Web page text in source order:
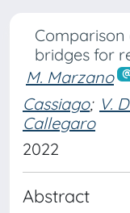
bridges for
M. Marzano
Cassiago; V.
Callegaro
2022
Abstract